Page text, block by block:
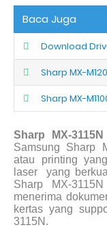
Baca Juga
Download
Sharp MX-
Sharp MX-
Sharp MX-
Samsung Sharp
atau printing
laser
yang
Sharp MX-
menerima
kertas yang
3115N.